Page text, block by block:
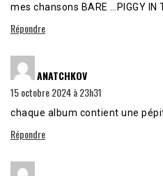
mes chansons BARE …PIGGY IN
Répondre
ANATCHKOV
15 octobre 2024 à 23h31
chaque album contient une
Répondre